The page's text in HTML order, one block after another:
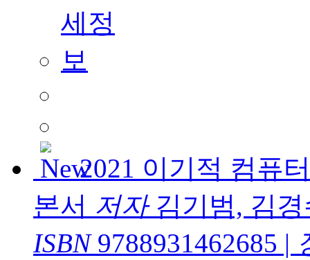
2021 이기적 컴퓨
본서 저자김기범, 김경
ISBN9788931462685 |